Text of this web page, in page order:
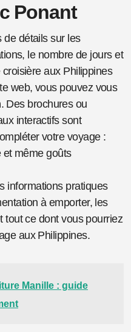
Ponant
de détails sur les
le nombre de jours et
aux Philippines
web, vous pouvez vous
. Des brochures ou
interactifs sont
votre voyage :
et même goûts
informations pratiques
à emporter, les
tout ce dont vous pourriez
aux Philippines.
Manille : guide